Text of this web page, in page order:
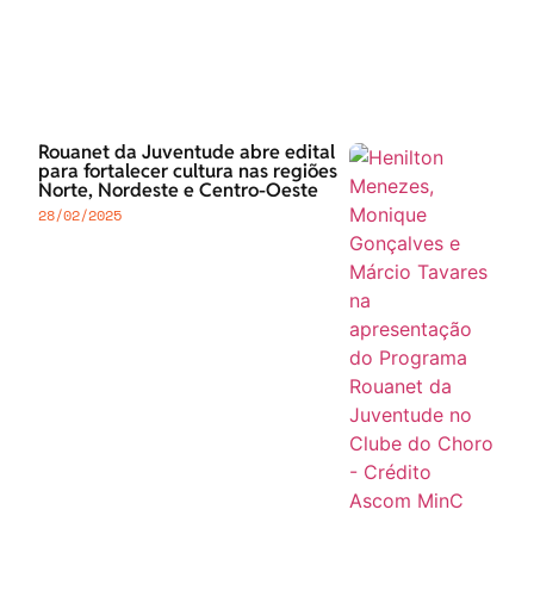
Rouanet da Juventude abre edital
para fortalecer cultura nas regiões
Norte, Nordeste e Centro-Oeste
28/02/2025